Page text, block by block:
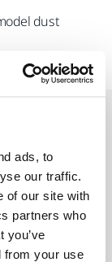
ads, to
our traffic.
of our site with
partners who
you’ve
from your use
dust
L
with